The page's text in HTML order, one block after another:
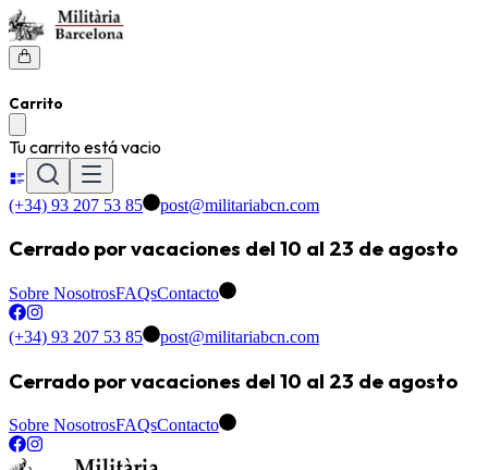
Carrito
Tu carrito está vacio
(+34) 93 207 53 85 post@militariabcn.com
Cerrado por vacaciones del 10 al 23 de agosto
Sobre NosotrosFAQsContacto
(+34) 93 207 53 85 post@militariabcn.com
Cerrado por vacaciones del 10 al 23 de agosto
Sobre NosotrosFAQsContacto